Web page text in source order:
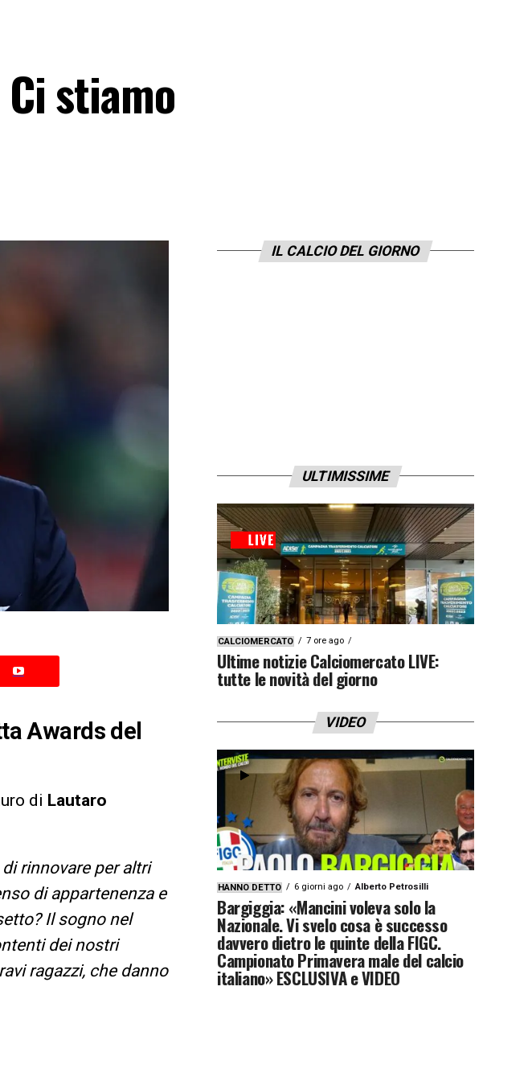
stiamo
Awards del
di Lautaro
rinnovare per altri
di appartenenza e
Il sogno nel
dei nostri
ragazzi, che danno
IL CALCIO DEL GIORNO
ULTIMISSIME
CALCIOMERCATO 7 ore ago
Ultime notizie Calciomercato LIVE:
tutte le novità del giorno
VIDEO
HANNO DETTO 6 giorni ago Alberto Petrosilli
Bargiggia: «Mancini voleva solo la
Nazionale. Vi svelo cosa è successo
davvero dietro le quinte della FIGC.
Campionato Primavera male del calcio
italiano» ESCLUSIVA e VIDEO